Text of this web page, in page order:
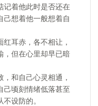
记着他此时是否还在
己想着他一般想着自
耳赤，各不相让，
，但在心里却早已暗
和自己心灵相通，
己顷刻情绪低落甚至
设防的。